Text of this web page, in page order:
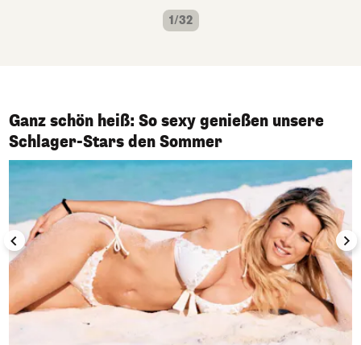
1/32
Ganz schön heiß: So sexy genießen unsere
Schlager-Stars den Sommer
1/50